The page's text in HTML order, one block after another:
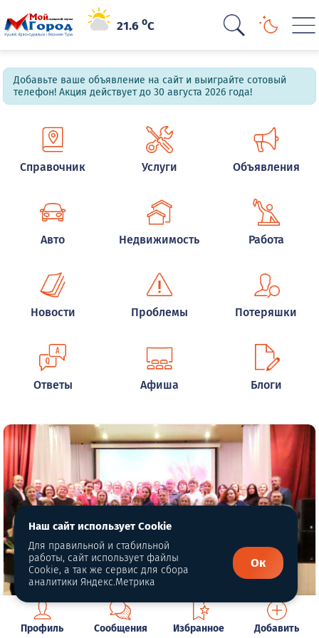
21.6oC
Добавьте ваше объявление на сайт и выиграйте сотовый
телефон! Акция действует до 30 августа 2026 года!
Справочник Услуги Объявления
Авто Недвижимость Работа
Новости Проблемы Потеряшки
Ответы Афиша Блоги
Глава Новой Ляли поздравил женщин
Профиль Сообщения Избранное Добавить
Наш сайт использует Cookie
Для правильной и стабильной
работы, сайт использует файлы
Cookie, а так же сервис для сбора
аналитики Яндекс.Метрика
Ок